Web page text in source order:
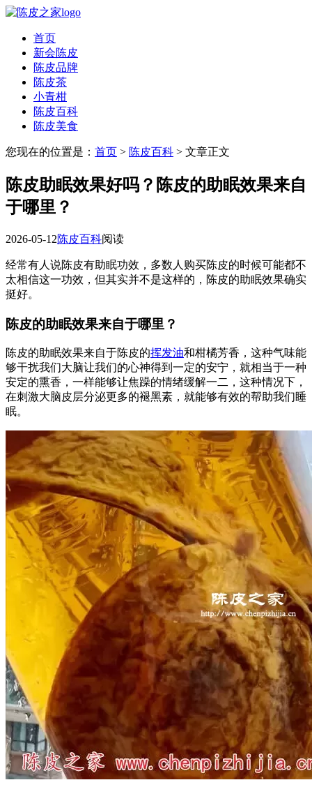
首页
新会陈皮
陈皮品牌
陈皮茶
小青柑
陈皮百科
陈皮美食
您现在的位置是： 首页 > 陈皮百科 > 文章正文
陈皮助眠效果好吗？陈皮的助眠效果来自
于哪里？
2026-05-12陈皮百科阅读
经常有人说陈皮有助眠功效，多数人购买陈皮的时候可能都不
太相信这一功效，但其实并不是这样的，陈皮的助眠效果确实
挺好。
陈皮的助眠效果来自于哪里？
陈皮的助眠效果来自于陈皮的挥发油和柑橘芳香，这种气味能
够干扰我们大脑让我们的心神得到一定的安宁，就相当于一种
安定的熏香，一样能够让焦躁的情绪缓解一二，这种情况下，
在刺激大脑皮层分泌更多的褪黑素，就能够有效的帮助我们睡
眠。